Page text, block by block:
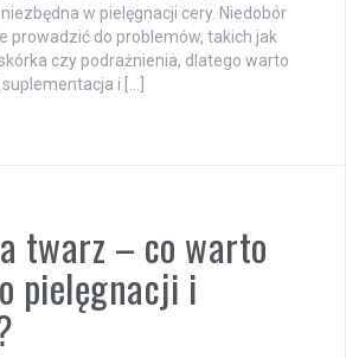
w pielęgnacji cery. Niedobór
prowadzić do problemów, takich jak
czy podrażnienia, dlatego warto
i […]
twarz – co warto
pielęgnacji i